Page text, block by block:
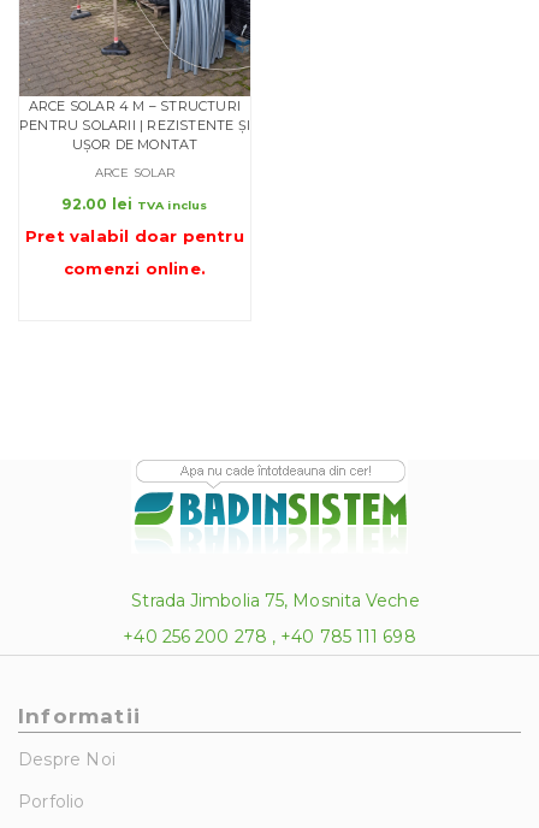
ARCE SOLAR 4 M – STRUCTURI
PENTRU SOLARII | REZISTENTE ȘI
UȘOR DE MONTAT
ARCE SOLAR
92.00 lei TVA inclus
Pret valabil doar pentru
comenzi online.
Strada Jimbolia 75, Mosnita Veche
+40 256 200 278 , +40 785 111 698
Informatii
Despre Noi
Porfolio